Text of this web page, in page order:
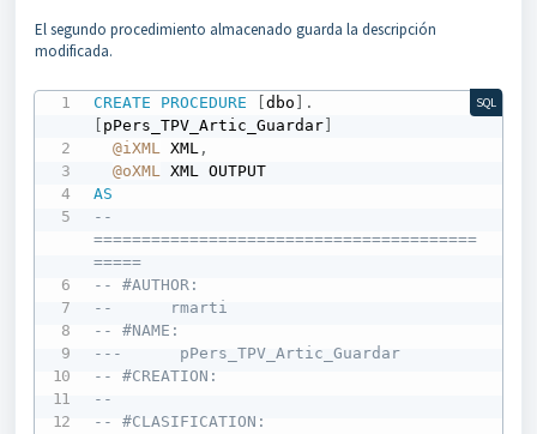
El segundo procedimiento almacenado guarda la descripción
modificada.
CREATE PROCEDURE [dbo
.
pPers_TPV_Artic_Guardar
@iXML XML ,
@oXML
AS
--
========================================
=====
-- #AUTHOR:
--      rmarti
-- #NAME:
---      pPers_TPV_Artic_Guardar
-- #CREATION:
--
-- #CLASIFICATION:
SQL